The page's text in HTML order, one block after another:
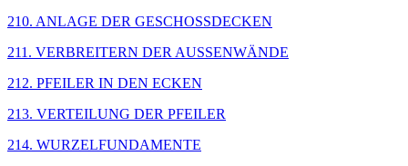
210. ANLAGE DER GESCHOSSDECKEN
211. VERBREITERN DER AUSSENWÄNDE
212. PFEILER IN DEN ECKEN
213. VERTEILUNG DER PFEILER
214. WURZELFUNDAMENTE